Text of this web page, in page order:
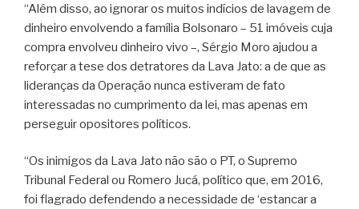
“Além disso, ao ignorar os muitos indícios de lavagem de
dinheiro envolvendo a família Bolsonaro – 51 imóveis cuja
compra envolveu dinheiro vivo –, Sérgio Moro ajudou a
reforçar a tese dos detratores da Lava Jato: a de que as
lideranças da Operação nunca estiveram de fato
interessadas no cumprimento da lei, mas apenas em
perseguir opositores políticos.
“Os inimigos da Lava Jato não são o PT, o Supremo
Tribunal Federal ou Romero Jucá, político que, em 2016,
foi flagrado defendendo a necessidade de ‘estancar a